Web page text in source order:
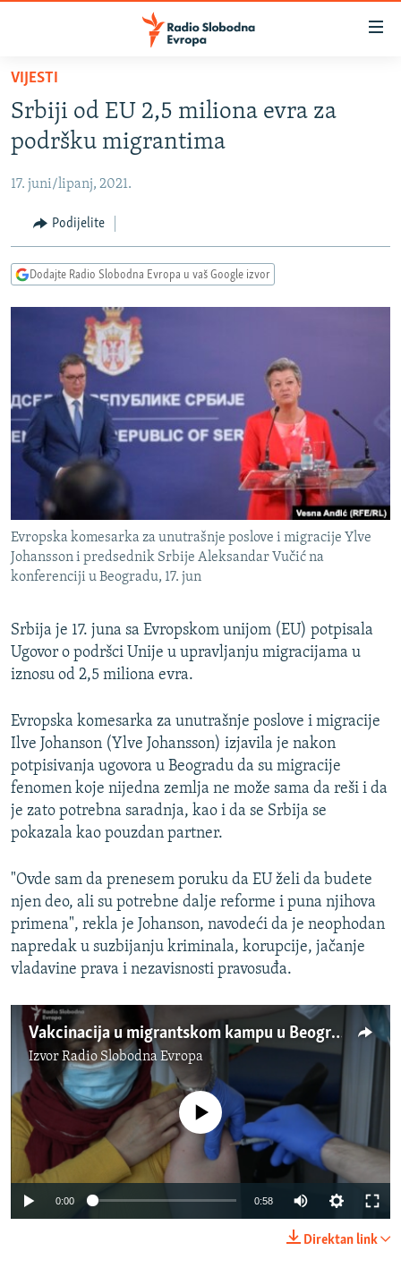
Pređite
glavni
sadržaj
Pređite
na
navigaciju
Pređite
na
VIJESTI
BOSNA I HERCEGOVINA
SRBIJA
KOSOVO
CRNA GORA
VIDEO
FOTOGALERIJE
INFOGRAFIKE
PODCASTI
RAT U UKRAJINI
KINA NA BALKANU
RSE PRIČE IZ SVIJETA
ISPRIČAJ MI
DNEVNO@RSE
SPECIJALI RSE
VIŠE OD NASLOVA
GENOCID U SREBRENICI
POPLAVE I KLIZIŠTA U BIH 2024.
POST SCRIPTUM
MOJA EVROPA
SVE KARTE DEJTONA
NASTANAK I RASPAD JUGOSLAVIJE
PRATITE NAS
VIJESTI
Srbiji od EU 2,5 miliona evra za
podršku migrantima
17. juni/lipanj, 2021.
Podijelite
Dodajte Radio Slobodna Evropa u vaš Google izvor
Evropska komesarka za unutrašnje poslove i migracije Ylve
Johansson i predsednik Srbije Aleksandar Vučić na
konferenciji u Beogradu, 17. jun
Srbija je 17. juna sa Evropskom unijom (EU) potpisala
Ugovor o podršci Unije u upravljanju migracijama u
iznosu od 2,5 miliona evra.
Evropska komesarka za unutrašnje poslove i migracije
Ilve Johanson (Ylve Johansson) izjavila je nakon
potpisivanja ugovora u Beogradu da su migracije
fenomen koje nijedna zemlja ne može sama da reši i da
je zato potrebna saradnja, kao i da se Srbija se
pokazala kao pouzdan partner.
"Ovde sam da prenesem poruku da EU želi da budete
njen deo, ali su potrebne dalje reforme i puna njihova
primena", rekla je Johanson, navodeći da je neophodan
napredak u suzbijanju kriminala, korupcije, jačanje
vladavine prava i nezavisnosti pravosuđa.
Vakcinacija u migrantskom kampu u Beogradu
IzvorRadio Slobodna Evropa
No media source currently available
0:00 0:58
Direktan link